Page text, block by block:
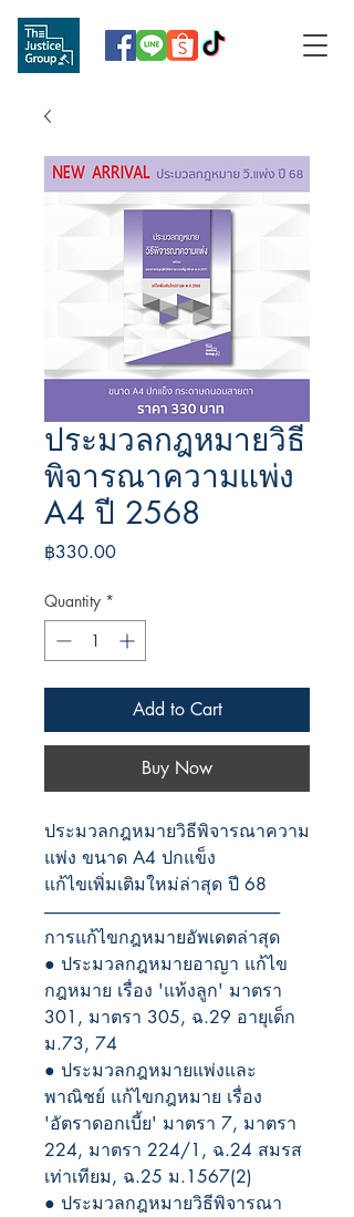
ประมวลกฎหมายวิธี
พิจารณาความแพ่ง
A4 ปี 2568
฿330.00Price
Quantity *
Add to Cart
Buy Now
ประมวลกฎหมายวิธีพิจารณาความ
แพ่ง ขนาด A4 ปกแข็ง
แก้ไขเพิ่มเติมใหม่ล่าสุด ปี 68
-----------------------------------------------------------------------
การแก้ไขกฎหมายอัพเดตล่าสุด
● ประมวลกฎหมายอาญา แก้ไข
กฎหมาย เรื่อง 'แท้งลูก' มาตรา
301, มาตรา 305, ฉ.29 อายุเด็ก
ม.73, 74
● ประมวลกฎหมายแพ่งและ
พาณิชย์ แก้ไขกฎหมาย เรื่อง
'อัตราดอกเบี้ย' มาตรา 7, มาตรา
224, มาตรา 224/1, ฉ.24 สมรส
เท่าเทียม, ฉ.25 ม.1567(2)
● ประมวลกฎหมายวิธีพิจารณา